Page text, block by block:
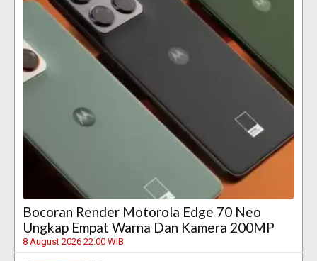
Bocoran Render Motorola Edge 70 Neo
Ungkap Empat Warna Dan Kamera 200MP
8 August 2026 22:00 WIB